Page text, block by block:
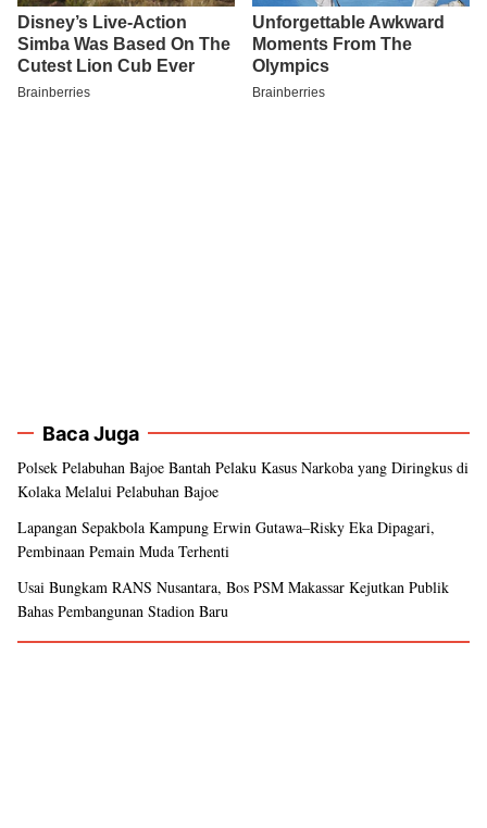
Baca Juga
Polsek Pelabuhan Bajoe Bantah Pelaku Kasus Narkoba yang Diringkus di
Kolaka Melalui Pelabuhan Bajoe
Lapangan Sepakbola Kampung Erwin Gutawa–Risky Eka Dipagari,
Pembinaan Pemain Muda Terhenti
Usai Bungkam RANS Nusantara, Bos PSM Makassar Kejutkan Publik
Bahas Pembangunan Stadion Baru